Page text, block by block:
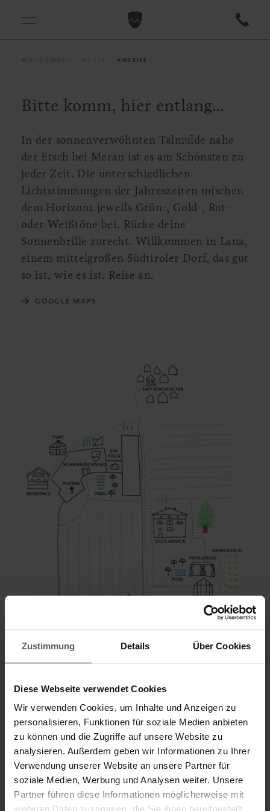
Zustimmung Details Über Cookies
Diese Webseite verwendet Cookies
Wir verwenden Cookies, um Inhalte und Anzeigen zu
personalisieren, Funktionen für soziale Medien anbieten
zu können und die Zugriffe auf unsere Website zu
analysieren. Außerdem geben wir Informationen zu Ihrer
Verwendung unserer Website an unsere Partner für
soziale Medien, Werbung und Analysen weiter. Unsere
Partner führen diese Informationen möglicherweise mit
ANREISE
Bitte komm, hier entlang…
In der sonnenverwöhnten Talmulde nahe
der Etsch bei Meran ist es am Schönsten zu
jeder Zeit. Die unterschiedlichen
Lichtstimmungen der Jahreszeiten mischen
dem Horizont jeweils Grün-, Gold-, Rot-
oder Weißtöne bei. Rücke deine
Sonnenbrille zurecht. Willkommen in Lana,
einem mittelgroßen Südtiroler Dorf, das gut
so ist, wie es ist. Reise an.
GOOGLE MAPS
Kurze Wege sind ein wesentlicher
Bestandteil eines langsameren Lebensstils.
Bei uns kann man erleben, wie es sich
anfühlt, wenn man das Auto einfach stehen
lässt. Nur wenige Gehminuten voneinander
entfernt liegen unsere Häuser: das Hotel